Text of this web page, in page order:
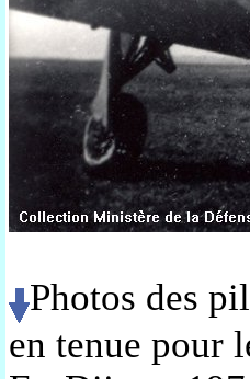
Photos des
en tenue pour